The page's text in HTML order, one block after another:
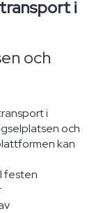
i
och
i
och
kan
festen